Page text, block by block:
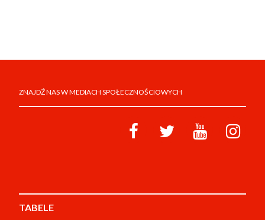
ZNAJDŹ NAS W MEDIACH SPOŁECZNOŚCIOWYCH
TABELE